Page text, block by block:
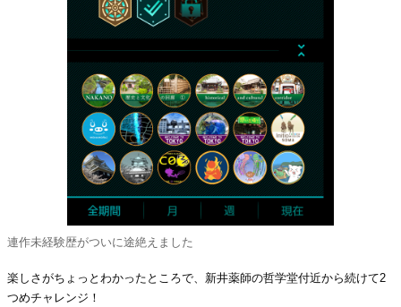
連作未経験歴がついに途絶えました
楽しさがちょっとわかったところで、新井薬師の哲学堂付近から続けて2
つめチャレンジ！